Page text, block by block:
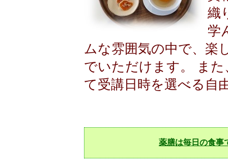
織
学
ムな雰囲気の中で、楽
でいただけます。 ま
て受講日時を選べる自
薬膳は毎日の食事